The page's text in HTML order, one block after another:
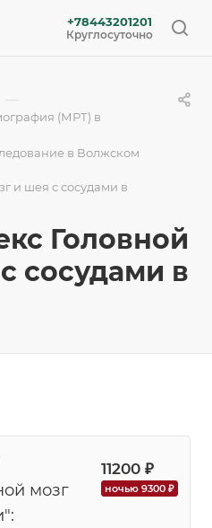
+78443201201
Круглосуточно
—
(МРТ) в
в Волжском
и шея с сосудами в
Головной
сосудами в
мозг
11200 ₽
ночью 9300 ₽